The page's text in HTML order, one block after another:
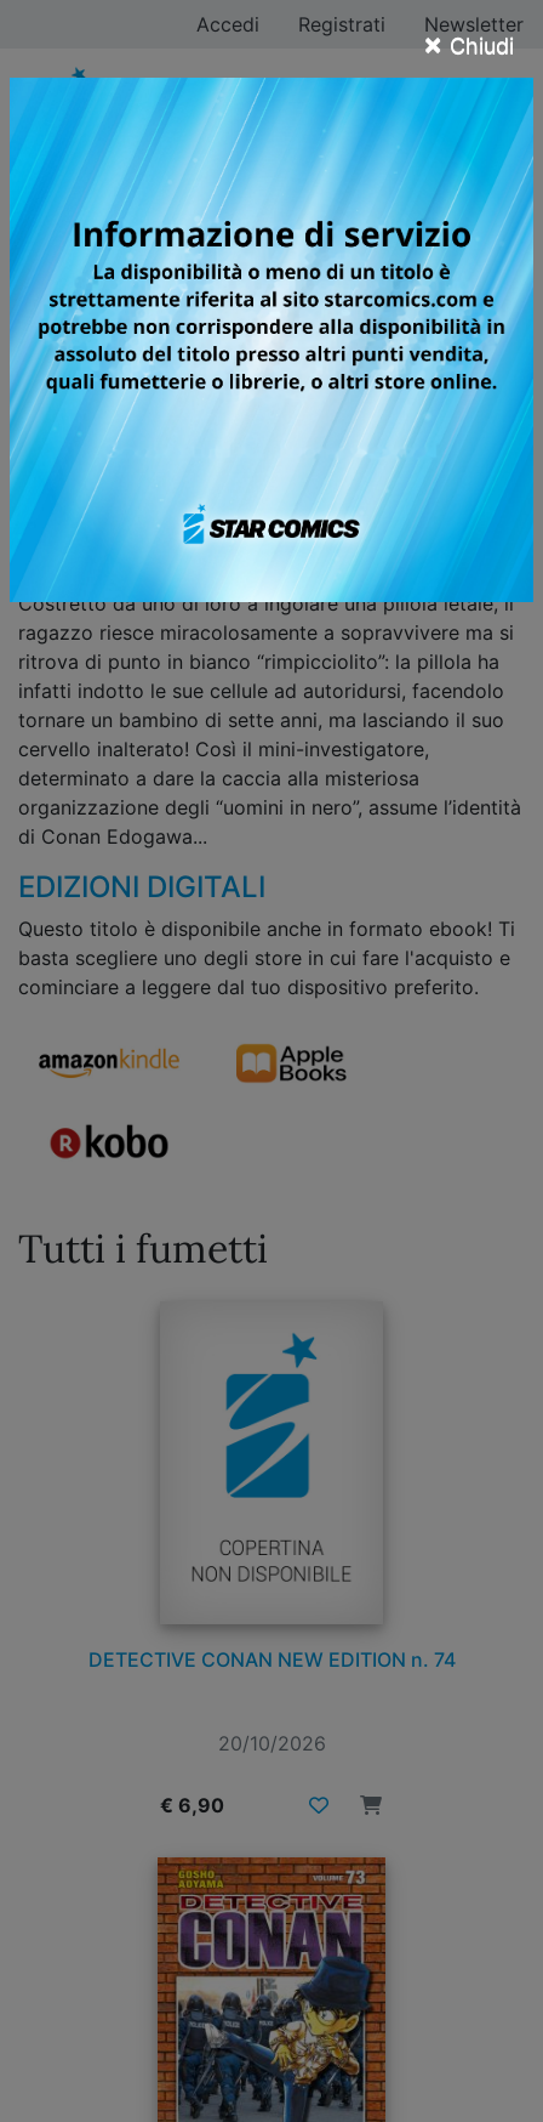
× Chiudi
Accedi Registrati Newsletter
DETECTIVE CONAN
NEW EDITION
A grandissima richiesta, arriva finalmente la riedizione
completa delle avventure del più piccolo, grande
detective di tutti i tempi! Con testi riveduti e corretti,
una nuova veste grafica e volumi in formato maxi con
sovraccoperta, le indagini dell’infallibile “signorino in
giallo” ripartono da zero!
Shinichi Kudo è un giovane e talentuoso detective. Il
giorno in cui sorprende una banda di loschi criminali
vestiti di nero, comincia per lui una nuova era...
Costretto da uno di loro a ingoiare una pillola letale, il
ragazzo riesce miracolosamente a sopravvivere ma si
ritrova di punto in bianco “rimpicciolito”: la pillola ha
infatti indotto le sue cellule ad autoridursi, facendolo
tornare un bambino di sette anni, ma lasciando il suo
cervello inalterato! Così il mini-investigatore,
determinato a dare la caccia alla misteriosa
organizzazione degli “uomini in nero”, assume l’identità
di Conan Edogawa...
EDIZIONI DIGITALI
Questo titolo è disponibile anche in formato ebook! Ti
basta scegliere uno degli store in cui fare l'acquisto e
cominciare a leggere dal tuo dispositivo preferito.
Tutti i fumetti
DETECTIVE CONAN NEW EDITION n. 74
20/10/2026
€ 6,90